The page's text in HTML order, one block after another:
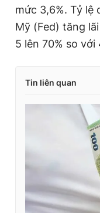
mức 3,6%. Tỷ lệ
Mỹ (Fed) tăng
5 lên 70% so
Tin liên quan